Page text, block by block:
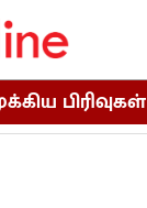
பிரிவுகள்